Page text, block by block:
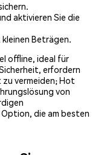
aktivieren Sie die
Beträgen.
offline, ideal für
erfordern
zu vermeiden; Hot
von
die am besten